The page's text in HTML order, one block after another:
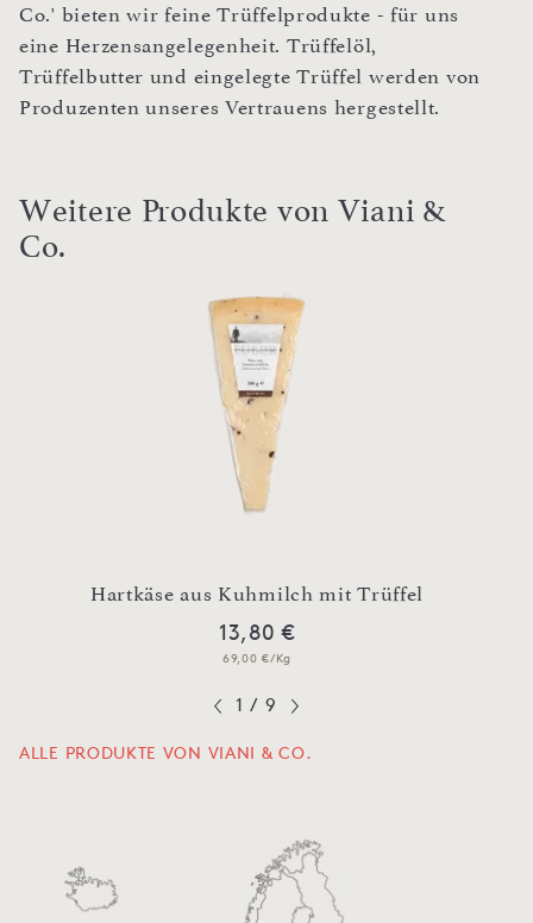
Co.' bieten wir feine Trüffelprodukte - für uns
eine Herzensangelegenheit. Trüffelöl,
Trüffelbutter und eingelegte Trüffel werden von
Produzenten unseres Vertrauens hergestellt.
Weitere Produkte von Viani &
Co.
Hartkäse aus Kuhmilch mit Trüffel
13,80 €
69,00 €/Kg
1 / 9
ALLE PRODUKTE VON VIANI & CO.